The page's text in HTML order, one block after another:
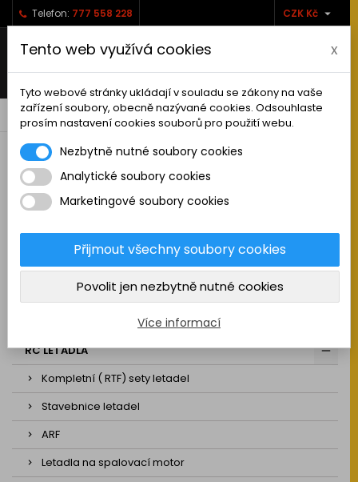
Telefon: 777 558 228 CZK Kč 
   shopping_cart0
RC AUTA
KAMIONY A NÁKLADNÍ AUTA
MAKETOVÉ DOPLŇKY
STAVEBNÍ STROJE
RC LETADLA
Kompletní ( RTF) sety letadel
Stavebnice letadel
ARF
Letadla na spalovací motor
Tento web využívá cookies x
Tyto webové stránky ukládají v souladu se zákony na vaše
zařízení soubory, obecně nazývané cookies. Odsouhlaste
prosím nastavení cookies souborů pro použití webu.
Nezbytně nutné soubory cookies
Analytické soubory cookies
Marketingové soubory cookies
Přijmout všechny soubory cookies
Povolit jen nezbytně nutné cookies
Více informací